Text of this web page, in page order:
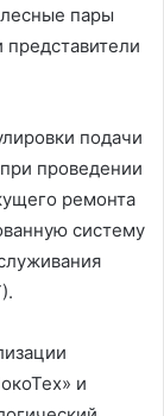
пары
подачи
проведении
ремонта
систему
и